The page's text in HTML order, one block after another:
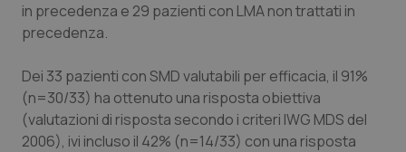
Molise
Piemonte
Provincia Autonoma di Bolzano
Epatiti
HIV
Infezioni & Febbre
in precedenza e 29 pazienti con LMA non trattati in
precedenza.
Dei 33 pazienti con SMD valutabili per efficacia, il 91%
(n=30/33) ha ottenuto una risposta obiettiva
(valutazioni di risposta secondo i criteri IWG MDS del
2006), ivi incluso il 42% (n=14/33) con una risposta